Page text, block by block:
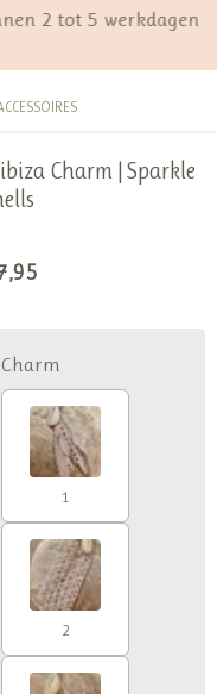
2 tot 5 werkdagen
Charm | Sparkle
Charm
1
2